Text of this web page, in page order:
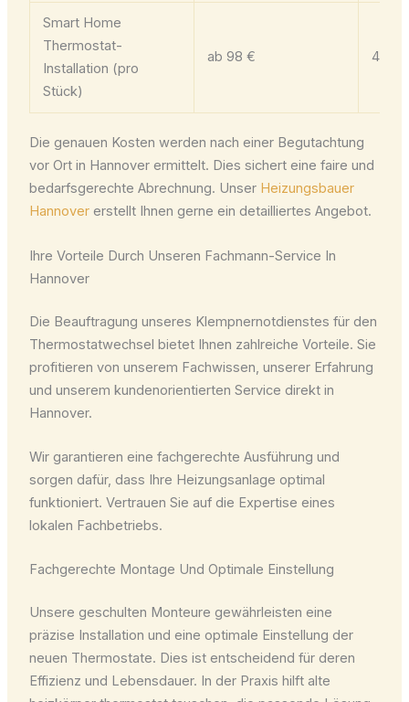
Smart Home
Thermostat-
Installation (pro
Stück)
ab 98 € 45
Die genauen Kosten werden nach einer Begutachtung
vor Ort in Hannover ermittelt. Dies sichert eine faire und
bedarfsgerechte Abrechnung. Unser Heizungsbauer
Hannovererstellt Ihnen gerne ein detailliertes Angebot.
Ihre Vorteile Durch Unseren Fachmann-Service In
Hannover
Die Beauftragung unseres Klempnernotdienstes für den
Thermostatwechsel bietet Ihnen zahlreiche Vorteile. Sie
profitieren von unserem Fachwissen, unserer Erfahrung
und unserem kundenorientierten Service direkt in
Hannover.
Wir garantieren eine fachgerechte Ausführung und
sorgen dafür, dass Ihre Heizungsanlage optimal
funktioniert. Vertrauen Sie auf die Expertise eines
lokalen Fachbetriebs.
Fachgerechte Montage Und Optimale Einstellung
Unsere geschulten Monteure gewährleisten eine
präzise Installation und eine optimale Einstellung der
neuen Thermostate. Dies ist entscheidend für deren
Effizienz und Lebensdauer. In der Praxis hilft alte